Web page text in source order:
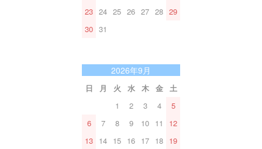
23 24 25 26 27 28 29
30 31
2026年9月
日 月 火 水 木 金
土
1
2 3 4
5
6
7 8 9 10 11
12
13 14 15 16 17 18 19